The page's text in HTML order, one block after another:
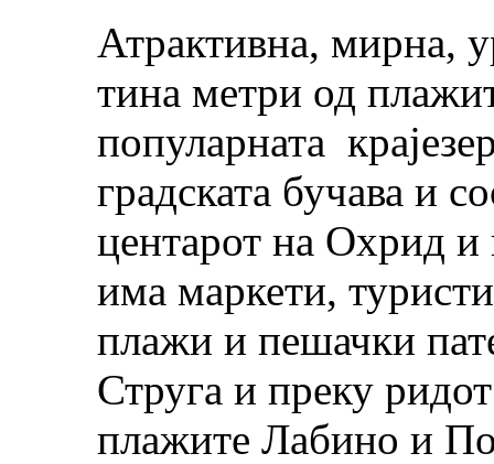
Атрактивна, мирна,
тина метри од
популарната
градската бучава и
центарот на Охрид и
има маркети,
плажи и пешачки
Струга и преку
плажите Лабино и